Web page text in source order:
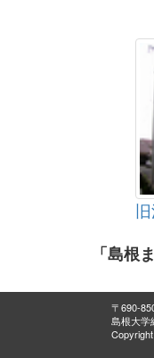
「島根
〒690-
島根大学